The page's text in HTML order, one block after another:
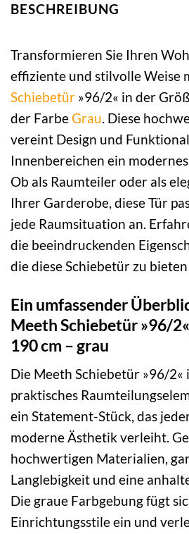
BESCHREIBUNG
Transformieren Sie Ihren
effiziente und stilvolle Weise
Schiebetür »96/2« in der
der FarbeGrau . Diese
vereint Design und
Innenbereichen ein
Ob als Raumteiler oder als
Ihrer Garderobe, diese Tür
jede Raumsituation an.
die beeindruckenden
die diese Schiebetür zu bieten
Ein umfassender
Meeth Schiebetür »96/
190 cm – grau
Die Meeth Schiebetür »96/2«
praktisches
ein Statement-Stück, das
moderne Ästhetik verleiht.
hochwertigen Materialien,
Langlebigkeit und eine
Die graue Farbgebung fügt
Einrichtungsstile ein und